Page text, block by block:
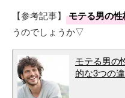
【参考記事】 モテる男の性
うのでしょうか▽
モテる男の
的な3つの